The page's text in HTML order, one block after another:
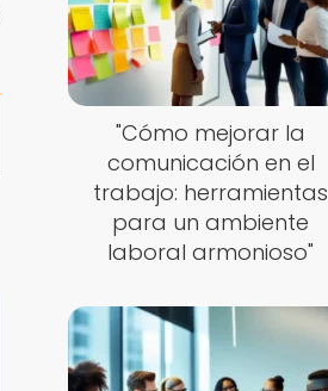
"Cómo mejorar la
comunicación en el
trabajo: herramientas
para un ambiente
laboral armonioso"